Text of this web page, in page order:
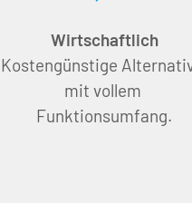
Wirtschaftlich
Kostengünstige
mit vollem
Funktionsumfang.